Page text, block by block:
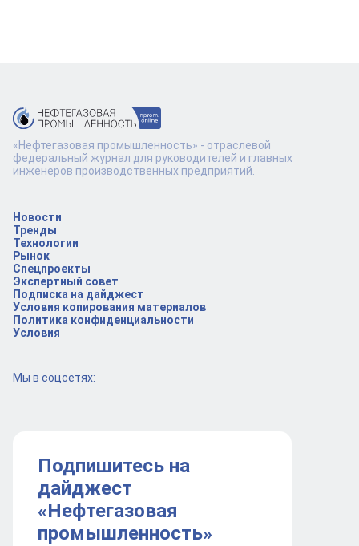
Новости
Тренды
Технологии
Рынок
Спецпроекты
Экспертный совет
Подписка на дайджест
Условия копирования материалов
Политика конфиденциальности
Условия
Мы в соцсетях:
Подпишитесь на
дайджест
«Нефтегазовая
промышленность»
«Нефтегазовая промышленность» - отраслевой
федеральный журнал для руководителей и главных
инженеров производственных предприятий.